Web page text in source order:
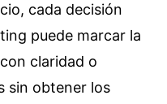
cada decisión
puede marcar la
claridad o
sin obtener los